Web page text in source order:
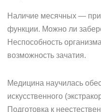
Наличие месячных —
функции. Можно ли
Неспособность
возможность зачатия.
Медицина научилась
искусственного
Подготовка к